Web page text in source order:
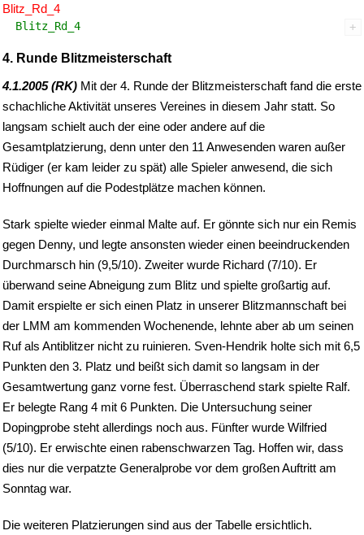
Blitz_Rd_4
Blitz_Rd_4
4. Runde Blitzmeisterschaft
4.1.2005 (RK) Mit der 4. Runde der Blitzmeisterschaft fand die erste
schachliche Aktivität unseres Vereines in diesem Jahr statt. So
langsam schielt auch der eine oder andere auf die
Gesamtplatzierung, denn unter den 11 Anwesenden waren außer
Rüdiger (er kam leider zu spät) alle Spieler anwesend, die sich
Hoffnungen auf die Podestplätze machen können.
Stark spielte wieder einmal Malte auf. Er gönnte sich nur ein Remis
gegen Denny, und legte ansonsten wieder einen beeindruckenden
Durchmarsch hin (9,5/10). Zweiter wurde Richard (7/10). Er
überwand seine Abneigung zum Blitz und spielte großartig auf.
Damit erspielte er sich einen Platz in unserer Blitzmannschaft bei
der LMM am kommenden Wochenende, lehnte aber ab um seinen
Ruf als Antiblitzer nicht zu ruinieren. Sven-Hendrik holte sich mit 6,5
Punkten den 3. Platz und beißt sich damit so langsam in der
Gesamtwertung ganz vorne fest. Überraschend stark spielte Ralf.
Er belegte Rang 4 mit 6 Punkten. Die Untersuchung seiner
Dopingprobe steht allerdings noch aus. Fünfter wurde Wilfried
(5/10). Er erwischte einen rabenschwarzen Tag. Hoffen wir, dass
dies nur die verpatzte Generalprobe vor dem großen Auftritt am
Sonntag war.
Die weiteren Platzierungen sind aus der Tabelle ersichtlich.